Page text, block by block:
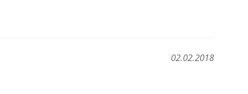
02.02.2018